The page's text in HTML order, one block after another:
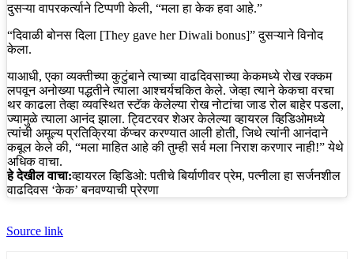
दुसऱ्या वापरकर्त्याने टिप्पणी केली, “मला हा केक हवा आहे.”
“दिवाळी बोनस दिला [They gave her Diwali bonus]” दुसऱ्याने विनोद
केला.
याआधी, एका व्यक्तीच्या कुटुंबाने त्याच्या वाढदिवसाच्या केकमध्ये रोख रक्कम
लपवून अनोख्या पद्धतीने त्याला आश्चर्यचकित केले. जेव्हा त्याने केकचा वरचा
थर काढला तेव्हा व्यवस्थित स्टॅक केलेल्या रोख नोटांचा जाड रोल बाहेर पडला,
ज्यामुळे त्याला आनंद झाला. ट्विटरवर शेअर केलेल्या व्हायरल व्हिडिओमध्ये
त्यांची अमूल्य प्रतिक्रिया कॅप्चर करण्यात आली होती, जिथे त्यांनी आनंदाने
कबूल केले की, “मला माहित आहे की तुम्ही सर्व मला निराश करणार नाही!” येथे
अधिक वाचा.
हे देखील वाचा:व्हायरल व्हिडिओ: पतीचे बिर्याणीवर प्रेम, पत्नीला हा सर्जनशील
वाढदिवस ‘केक’ बनवण्याची प्रेरणा
Source link